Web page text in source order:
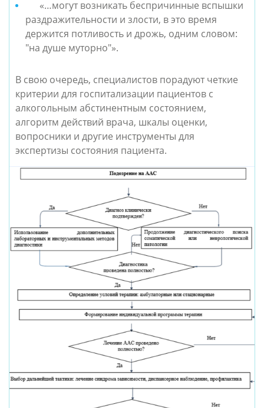
«…могут возникать беспричинные вспышки
раздражительности и злости, в это время
держится потливость и дрожь, одним словом:
"на душе муторно"».
В свою очередь, специалистов порадуют четкие
критерии для госпитализации пациентов с
алкогольным абстинентным состоянием,
алгоритм действий врача, шкалы оценки,
вопросники и другие инструменты для
экспертизы состояния пациента.